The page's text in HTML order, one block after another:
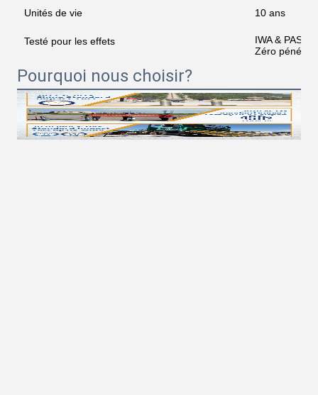
Unités de vie 10 ans
Testé pour les effets
IWA & PAS
Zéro
Pourquoi nous choisir?